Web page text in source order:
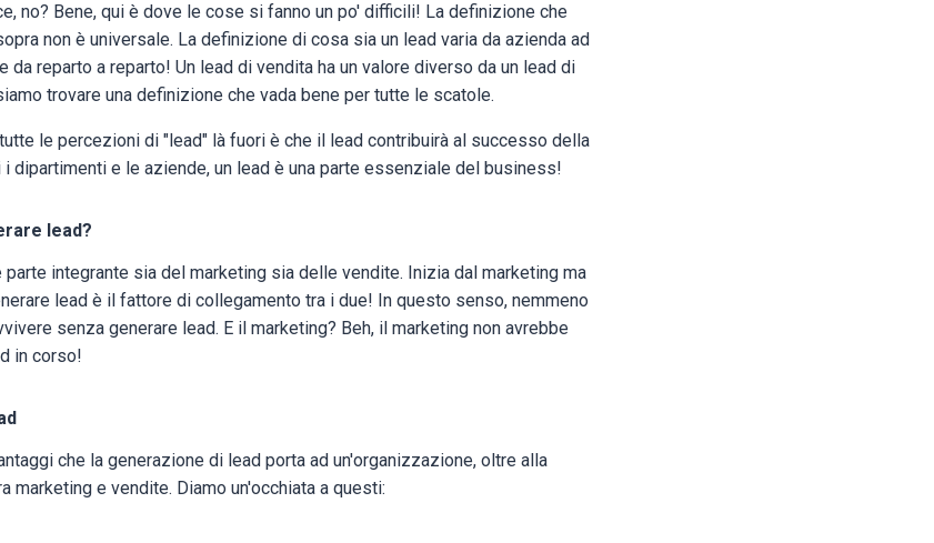
no? Bene, qui è dove le cose si fanno un po' difficili! La definizione che
non è universale. La definizione di cosa sia un lead varia da azienda ad
da reparto a reparto! Un lead di vendita ha un valore diverso da un lead di
trovare una definizione che vada bene per tutte le scatole.
le percezioni di "lead" là fuori è che il lead contribuirà al successo della
i dipartimenti e le aziende, un lead è una parte essenziale del business!
lead?
parte integrante sia del marketing sia delle vendite. Inizia dal marketing ma
lead è il fattore di collegamento tra i due! In questo senso, nemmeno
senza generare lead. E il marketing? Beh, il marketing non avrebbe
in corso!
che la generazione di lead porta ad un'organizzazione, oltre alla
marketing e vendite. Diamo un'occhiata a questi: